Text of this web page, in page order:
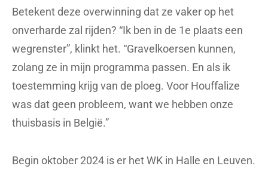
Betekent deze overwinning dat ze vaker op het
onverharde zal rijden? “Ik ben in de 1e plaats een
wegrenster”, klinkt het. “Gravelkoersen kunnen,
zolang ze in mijn programma passen. En als ik
toestemming krijg van de ploeg. Voor Houffalize
was dat geen probleem, want we hebben onze
thuisbasis in België.”
Begin oktober 2024 is er het WK in Halle en Leuven.